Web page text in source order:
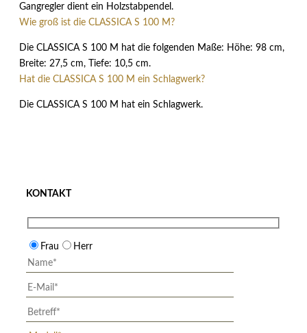
Gangregler dient ein Holzstabpendel.
Wie groß ist die CLASSICA S 100 M?
Die CLASSICA S 100 M hat die folgenden Maße: Höhe: 98 cm,
Breite: 27,5 cm, Tiefe: 10,5 cm.
Hat die CLASSICA S 100 M ein Schlagwerk?
Die CLASSICA S 100 M hat ein Schlagwerk.
KONTAKT
Frau Herr